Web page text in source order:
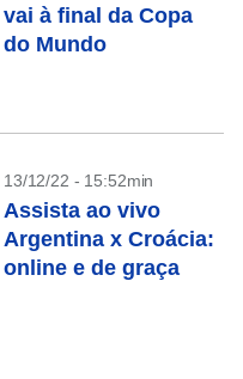
vai à final da Copa
do Mundo
13/12/22 - 15:52min
Assista ao vivo
Argentina x Croácia:
online e de graça